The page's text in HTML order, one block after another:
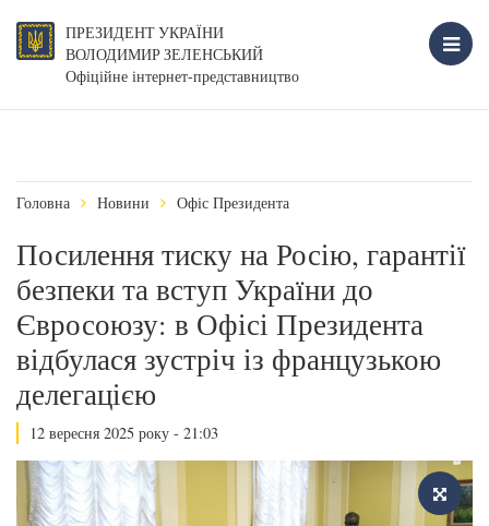
ПРЕЗИДЕНТ УКРАЇНИ
ВОЛОДИМИР ЗЕЛЕНСЬКИЙ
Офіційне інтернет-представництво
Головна Новини Офіс Президента
Посилення тиску на Росію, гарантії
безпеки та вступ України до
Євросоюзу: в Офісі Президента
відбулася зустріч із французькою
делегацією
12 вересня 2025 року - 21:03